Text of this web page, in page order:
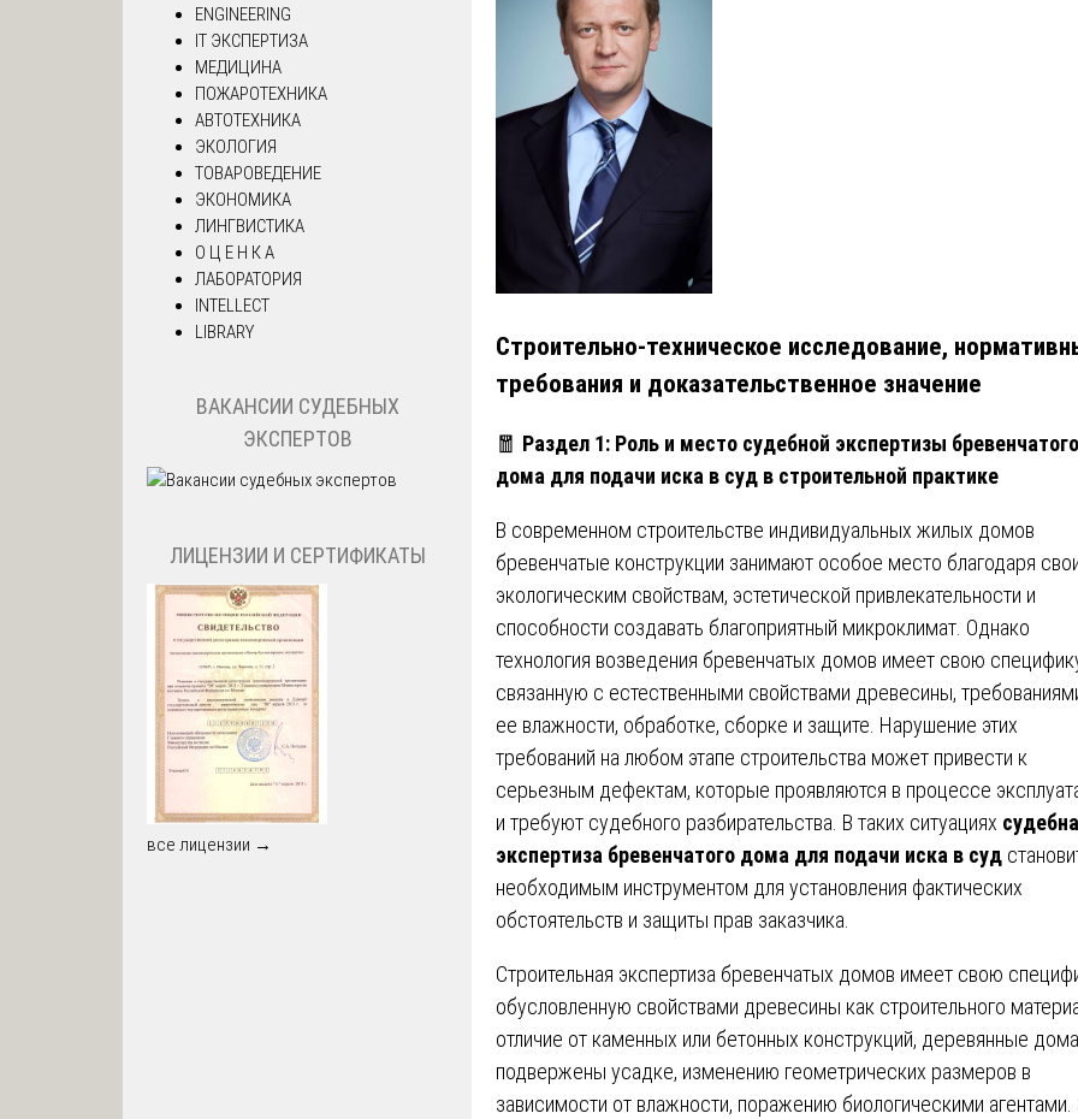
Строительно-техническое исследование,
требования и доказательственное значение
🧧 Раздел 1: Роль и место судебной экспертизы бревенчатого
дома для подачи иска в суд в строительной практике
В современном строительстве индивидуальных жилых домов
бревенчатые конструкции занимают особое место благодаря
экологическим свойствам, эстетической привлекательности и
способности создавать благоприятный микроклимат. Однако
технология возведения бревенчатых домов имеет свою
связанную с естественными свойствами древесины,
ее влажности, обработке, сборке и защите. Нарушение этих
требований на любом этапе строительства может привести к
серьезным дефектам, которые проявляются в процессе
и требуют судебного разбирательства. В таких ситуациях
экспертиза бревенчатого дома для подачи иска в суд
необходимым инструментом для установления фактических
обстоятельств и защиты прав заказчика.
Строительная экспертиза бревенчатых домов имеет свою
обусловленную свойствами древесины как строительного
отличие от каменных или бетонных конструкций, деревянные дома
подвержены усадке, изменению геометрических размеров в
зависимости от влажности, поражению биологическими агентами.
ENGINEERING
IT ЭКСПЕРТИЗА
МЕДИЦИНА
ПОЖАРОТЕХНИКА
АВТОТЕХНИКА
ЭКОЛОГИЯ
ТОВАРОВЕДЕНИЕ
ЭКОНОМИКА
ЛИНГВИСТИКА
О Ц Е Н К А
ЛАБОРАТОРИЯ
INTELLECT
LIBRARY
ВАКАНСИИ СУДЕБНЫХ
ЭКСПЕРТОВ
ЛИЦЕНЗИИ И СЕРТИФИКАТЫ
все лицензии →